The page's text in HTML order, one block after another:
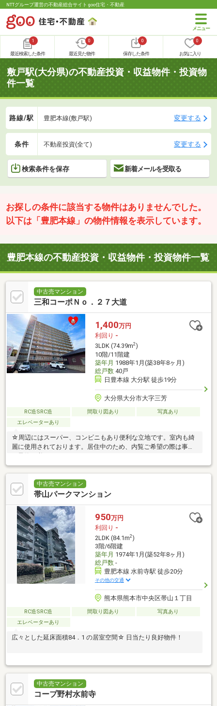
NTTグループ運営の不動産総合サイト goo住宅・不動産
1
最近検索した条件
0
最近見た物件
0
保存した条件
0
お気に入り
敷戸駅(大分県)の不動産投資・収益物件・投資物
件一覧
路線/駅 豊肥本線(敷戸駅) 変更する
条件 不動産投資(全て) 変更する
検索条件を保存 新着メールを受取る
お探しの条件に該当する物件はありませんでした。
以下は「豊肥本線」の物件情報を表示しています。
豊肥本線の不動産投資・収益物件・投資物件一覧
中古売マンション
三和コーポＮｏ．２７大道
1,400万円
利回り -
3LDK (74.39m2)
10階/11階建
築年月 1988年1月(築38年8ヶ月)
総戸数40戸
日豊本線 大分駅 徒歩19分
大分県大分市大字三芳
RC造SRC造 間取り図あり
写真あり
エレベーターあり
☆周辺にはスーパー、コンビニもあり便利な立地です。室内も綺
麗に使用されております。居住中のため、内覧ご希望の際は事前
に予約が必要となります。
中古売マンション
帯山パークマンション
950万円
利回り -
2LDK (84.1m2)
3階/6階建
築年月 1974年1月(築52年8ヶ月)
総戸数-
豊肥本線 水前寺駅 徒歩20分
その他の交通
熊本県熊本市中央区帯山１丁目
RC造SRC造 間取り図あり
写真あり
エレベーターあり
広々とした延床面積84．1 の居室空間☆ 日当たり良好物件！
中古売マンション
コープ野村水前寺